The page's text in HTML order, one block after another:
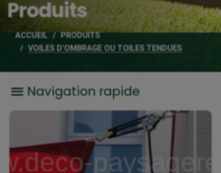
Produits
ACCUEIL
PRODUITS
VOILES D'OMBRAGE OU TOILES TENDUES